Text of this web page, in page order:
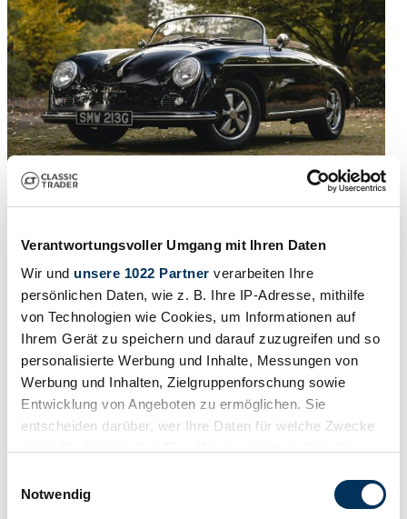
Verantwortungsvoller Umgang mit Ihren Daten
Wir und unsere 1022 Partner verarbeiten Ihre
persönlichen Daten, wie z. B. Ihre IP-Adresse, mithilfe
von Technologien wie Cookies, um Informationen auf
Ihrem Gerät zu speichern und darauf zuzugreifen und so
personalisierte Werbung und Inhalte, Messungen von
Werbung und Inhalten, Zielgruppenforschung sowie
Entwicklung von Angeboten zu ermöglichen. Sie
entscheiden darüber, wer Ihre Daten für welche Zwecke
Trigger Symbol ändern oder widerrufen
Notwendig
£21,4414 years ago